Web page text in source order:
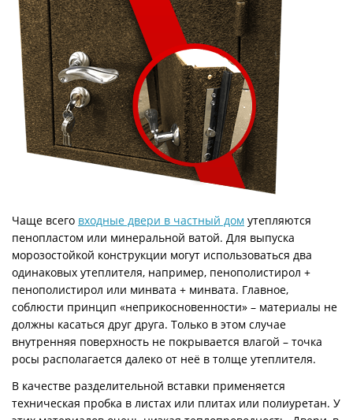
Чаще всего входные двери в частный дом утепляются
пенопластом или минеральной ватой. Для выпуска
морозостойкой конструкции могут использоваться два
одинаковых утеплителя, например, пенополистирол +
пенополистирол или минвата + минвата. Главное,
соблюсти принцип «неприкосновенности» – материалы не
должны касаться друг друга. Только в этом случае
внутренняя поверхность не покрывается влагой – точка
росы располагается далеко от неё в толще утеплителя.
В качестве разделительной вставки применяется
техническая пробка в листах или плитах или полиуретан. У